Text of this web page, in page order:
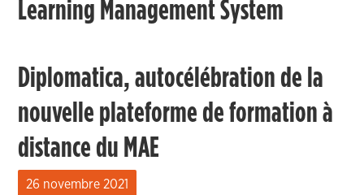
Learning Management System
Diplomatica, autocélébration de la
nouvelle plateforme de formation à
distance du MAE
26 novembre 2021